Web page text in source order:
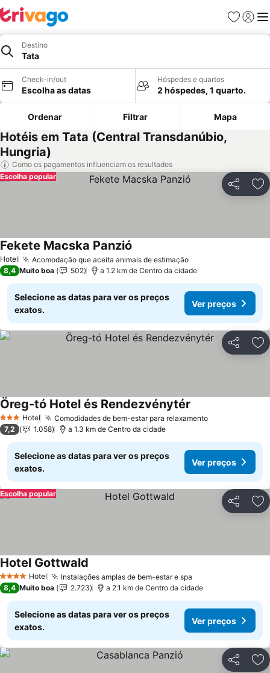
Favoritos
Iniciar
Destino
Tata
Check-in/out
Escolha as datas
Hóspedes e quartos
2 hóspedes, 1 quarto.
Ordenar Filtrar Mapa
Hotéis em Tata (Central Transdanúbio,
Hungria)
Como os pagamentos influenciam os resultados
Partilhar
Escolha popular
Hotel Acomodação que aceita animais de estimação
Fekete Macska Panzió
8,4 Muito boa 502 a 1.2 km de Centro da cidade
Selecione as datas para ver os preços
exatos.
Ver preços
Partilhar
3 EstrelasHotel Comodidades de bem-estar para relaxamento
Öreg-tó Hotel és Rendezvénytér
7,2 1.058 a 1.3 km de Centro da cidade
Selecione as datas para ver os preços
exatos.
Ver preços
Partilhar
Escolha popular
4 EstrelasHotel Instalações amplas de bem-estar e spa
Hotel Gottwald
8,4 Muito boa 2.723 a 2.1 km de Centro da cidade
Selecione as datas para ver os preços
exatos.
Ver preços
Partilhar